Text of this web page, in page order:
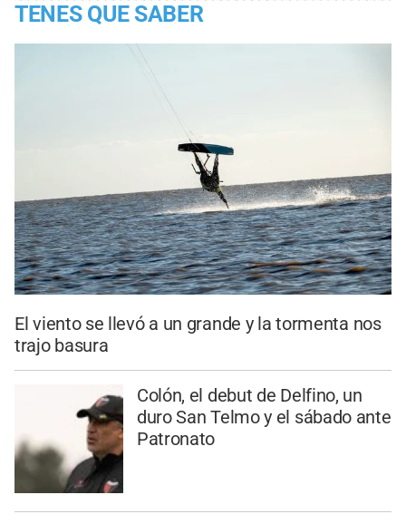
TENES QUE SABER
El viento se llevó a un grande y la tormenta nos
trajo basura
Colón, el debut de Delfino, un
duro San Telmo y el sábado ante
Patronato